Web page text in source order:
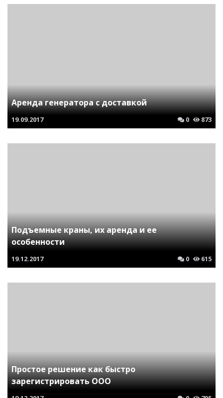
Аренда генератора с доставкой
19.09.2017 0 873
Подъемные краны, их аренда и ее
особенности
19.12.2017 0 615
Простое решение как быстро
зарегистрировать ООО